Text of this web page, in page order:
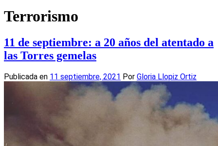
Terrorismo
11 de septiembre: a 20 años del atentado a
las Torres gemelas
Publicada en 11 septiembre, 2021 Por Gloria Llopiz Ortiz